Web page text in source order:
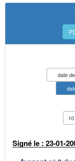
date
10
Signé le : 23-01-